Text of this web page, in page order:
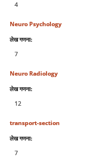
4
Neuro Psychology
लेख गणना:
7
Neuro Radiology
लेख गणना:
12
transport-section
लेख गणना:
7